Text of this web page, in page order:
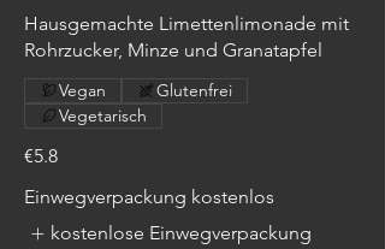
Hausgemachte Limettenlimonade mit
Rohrzucker, Minze und Granatapfel
€5.8
Vegan
Glutenfrei
Vegetarisch
Einwegverpackung kostenlos
kostenlose Einwegverpackung